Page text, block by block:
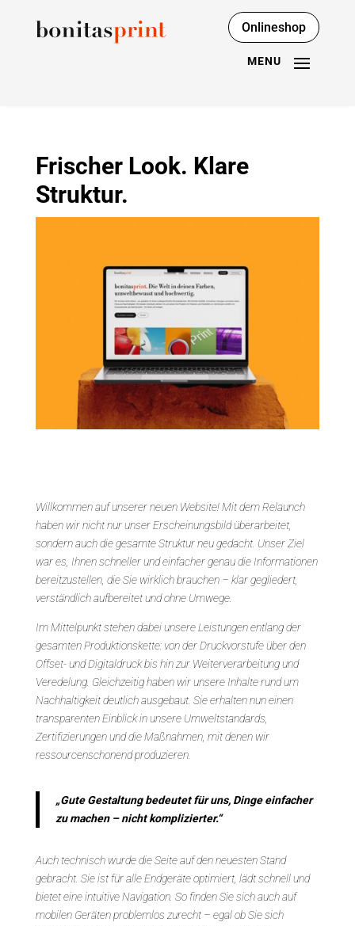
Onlineshop
Frischer Look. Klare
Struktur.
Willkommen auf unserer neuen Website! Mit dem Relaunch
haben wir nicht nur unser Erscheinungsbild überarbeitet,
sondern auch die gesamte Struktur neu gedacht. Unser Ziel
war es, Ihnen schneller und einfacher genau die Informationen
bereitzustellen, die Sie wirklich brauchen – klar gegliedert,
verständlich aufbereitet und ohne Umwege.
Im Mittelpunkt stehen dabei unsere Leistungen entlang der
gesamten Produktionskette: von der Druckvorstufe über den
Offset- und Digitaldruck bis hin zur Weiterverarbeitung und
Veredelung. Gleichzeitig haben wir unsere Inhalte rund um
Nachhaltigkeit deutlich ausgebaut. Sie erhalten nun einen
transparenten Einblick in unsere Umweltstandards,
Zertifizierungen und die Maßnahmen, mit denen wir
ressourcenschonend produzieren.
„Gute Gestaltung bedeutet für uns, Dinge einfacher
zu machen – nicht komplizierter.“
Auch technisch wurde die Seite auf den neuesten Stand
gebracht. Sie ist für alle Endgeräte optimiert, lädt schnell und
bietet eine intuitive Navigation. So finden Sie sich auch auf
mobilen Geräten problemlos zurecht – egal ob Sie sich